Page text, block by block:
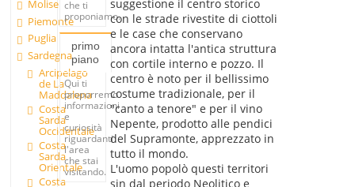
Molise
Piemonte
Puglia
Sardegna
Arcipelago
de La
Maddalena
Costa
Sarda
Occidentale
Costa
Sarda
Orientale
Costa
che ti
proponiamo.
primo
piano
Qui ti
proporremo
informazioni
e
curiosità
riguardanti
l'area
che stai
visitando.
suggestione il centro storico
con le strade rivestite di ciottoli
e le case che conservano
ancora intatta l'antica struttura
con cortile interno e pozzo. Il
centro è noto per il bellissimo
costume tradizionale, per il
"canto a tenore" e per il vino
Nepente, prodotto alle pendici
del Supramonte, apprezzato in
tutto il mondo.
L'uomo popolò questi territori
sin dal periodo Neolitico e